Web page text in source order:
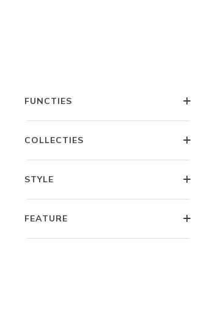
FUNCTIES
COLLECTIES
STYLE
FEATURE